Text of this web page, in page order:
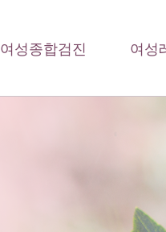
여성종합검진 여성